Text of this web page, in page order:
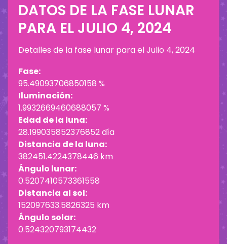
DATOS DE LA FASE LUNAR
PARA EL JULIO 4, 2024
Detalles de la fase lunar para elJulio 4, 2024
Fase:
95.49093706850158 %
Iluminación:
1.9932669460688057 %
Edad de la luna:
28.199035852376852 día
Distancia de la luna:
382451.4224378446 km
Ángulo lunar:
0.5207410573361558
Distancia al sol:
152097633.5826325 km
Ángulo solar:
0.524320793174432